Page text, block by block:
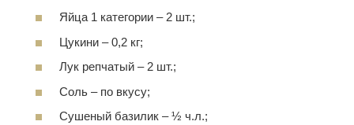
Яйца 1 категории – 2 шт.;
Цукини – 0,2 кг;
Лук репчатый – 2 шт.;
Соль – по вкусу;
Сушеный базилик – ½ ч.л.;